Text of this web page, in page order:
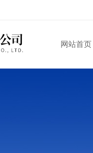
网站首页